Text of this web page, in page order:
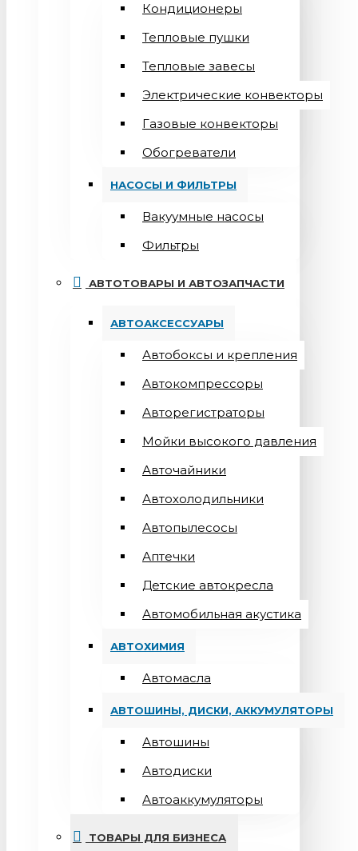
Кондиционеры
Teпловые пушки
Тепловые завесы
Электрические конвекторы
Газовые конвекторы
Обогреватели
НАСОСЫ И ФИЛЬТРЫ
Вакуумные насосы
Фильтры
АВТОТОВАРЫ И АВТОЗАПЧАСТИ
АВТОАКСЕССУАРЫ
Автобоксы и крепления
Автокомпрессоры
Авторегистраторы
Мойки высокого давления
Авточайники
Автохолодильники
Автопылесосы
Аптечки
Детские автокресла
Автомобильная акустика
АВТОХИМИЯ
Автомасла
АВТОШИНЫ, ДИСКИ, АККУМУЛЯТОРЫ
Автошины
Автодиски
Автоаккумуляторы
ТОВАРЫ ДЛЯ БИЗНЕСА